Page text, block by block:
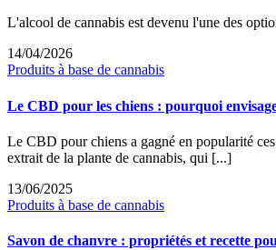
L'alcool de cannabis est devenu l'une des
14/04/2026
Produits à base de cannabis
Le CBD pour les chiens : pourquoi
Le CBD pour chiens a gagné en popularité
extrait de la plante de cannabis, qui [...]
13/06/2025
Produits à base de cannabis
Savon de chanvre : propriétés et recette